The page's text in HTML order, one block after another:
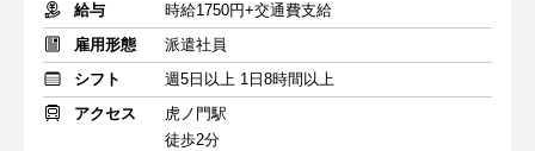
給与
時給1750円+交通費支給
雇用形態
派遣社員
シフト
週5日以上 1日8時間以上
アクセス
虎ノ門駅
徒歩2分